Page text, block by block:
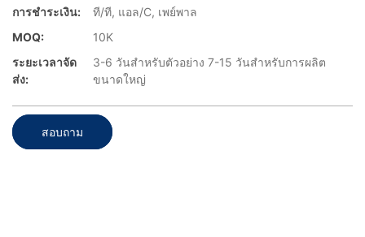
การชำระเงิน:
ที/ที, แอล/C, เพย์พาล
MOQ:
10K
ระยะเวลาจัด
ส่ง:
3-6 วันสำหรับตัวอย่าง 7-15 วันสำหรับการผลิต
ขนาดใหญ่
สอบถาม